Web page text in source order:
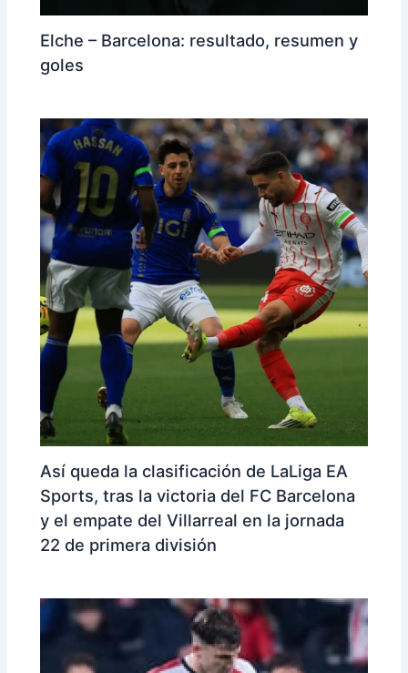
Elche – Barcelona: resultado, resumen y
goles
Así queda la clasificación de LaLiga EA
Sports, tras la victoria del FC Barcelona
y el empate del Villarreal en la jornada
22 de primera división